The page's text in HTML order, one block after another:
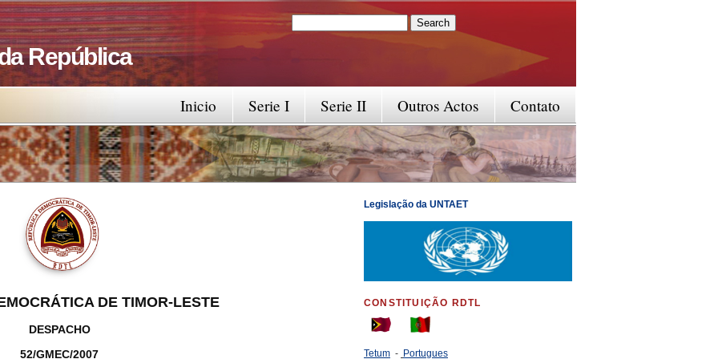
República
Search form
Contato
Outros Actos
Serie II
Serie I
Inicio
DE TIMOR-LESTE
DESPACHO
52/GMEC/2007
Legislação da UNTAET
CONSTITUIÇÃO RDTL
Tetum - Portugues